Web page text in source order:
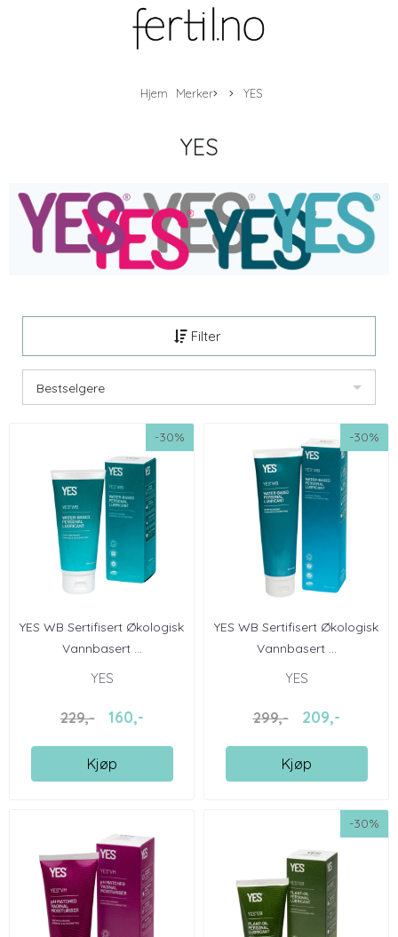
Hjem Merker YES
YES
Filter
Bestselgere
-30%
YES WB Sertifisert Økologisk
Vannbasert ...
YES
229,- 160,-
Kjøp
-30%
YES WB Sertifisert Økologisk
Vannbasert ...
YES
299,- 209,-
Kjøp
-30%